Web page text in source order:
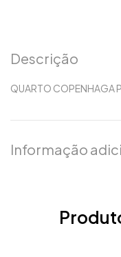
Descrição
QUARTO COPENHAGA
Informação